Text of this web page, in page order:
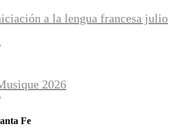
a la lengua francesa julio
2026
Fe